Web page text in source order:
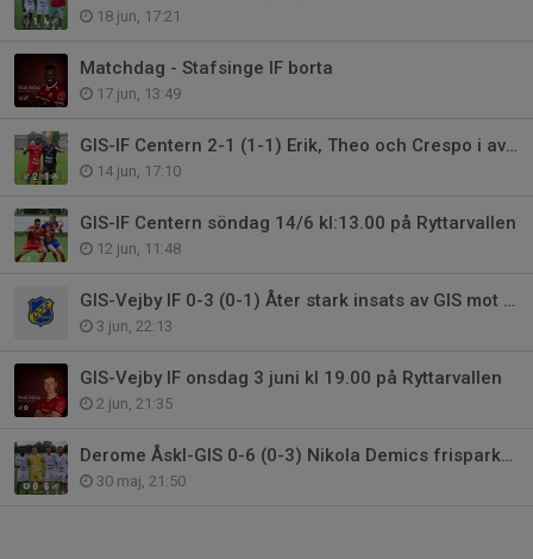
18 jun, 17:21
Matchdag - Stafsinge IF borta
17 jun, 13:49
GIS-IF Centern 2-1 (1-1) Erik, Theo och Crespo i avgörande insatser.
14 jun, 17:10
GIS-IF Centern söndag 14/6 kl:13.00 på Ryttarvallen
12 jun, 11:48
GIS-Vejby IF 0-3 (0-1) Åter stark insats av GIS mot topplag
3 jun, 22:13
GIS-Vejby IF onsdag 3 juni kl 19.00 på Ryttarvallen
2 jun, 21:35
Derome Åskl-GIS 0-6 (0-3) Nikola Demics frisparksmål visar vägen.
30 maj, 21:50